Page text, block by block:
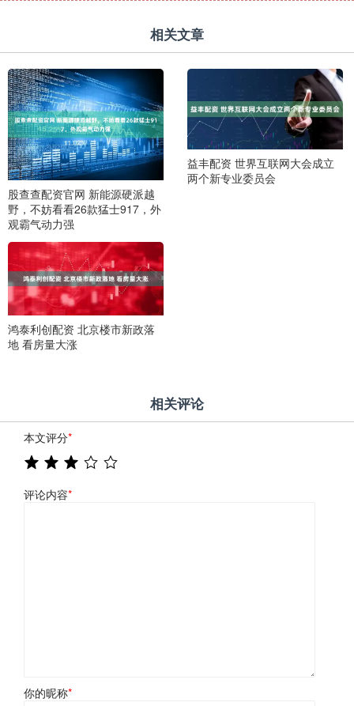
相关文章
股查查配资官网 新能源硬派越
野，不妨看看26款猛士917，外
观霸气动力强
益丰配资 世界互联网大会成立
两个新专业委员会
鸿泰利创配资 北京楼市新政落
地 看房量大涨
相关评论
本文评分*
评论内容*
你的昵称*